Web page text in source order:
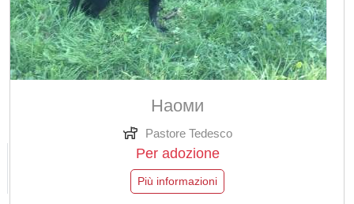
Наоми
Pastore Tedesco
Per adozione
Più informazioni